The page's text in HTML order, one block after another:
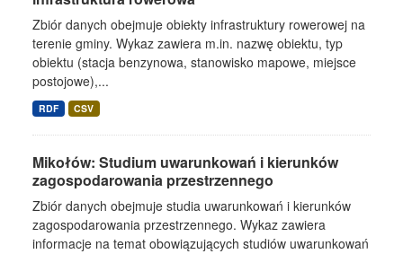
Zbiór danych obejmuje obiekty infrastruktury rowerowej na
terenie gminy. Wykaz zawiera m.in. nazwę obiektu, typ
obiektu (stacja benzynowa, stanowisko mapowe, miejsce
postojowe),...
RDF CSV
Mikołów: Studium uwarunkowań i kierunków
zagospodarowania przestrzennego
Zbiór danych obejmuje studia uwarunkowań i kierunków
zagospodarowania przestrzennego. Wykaz zawiera
informacje na temat obowiązujących studiów uwarunkowań